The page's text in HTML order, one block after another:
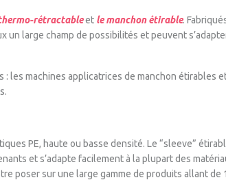
rétractableet le manchon étirable.
large champ de possibilités et peuvent
: les machines applicatrices de manchon étirables
PE, haute ou basse densité. Le “sleeve”
et s’adapte facilement à la plupart des
poser sur une large gamme de produits allant de